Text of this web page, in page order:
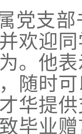
党支
欢迎
。他
随时
华提
毕业